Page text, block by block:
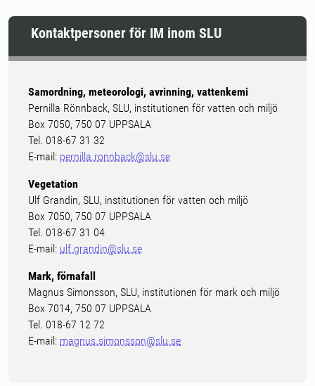
Kontaktpersoner för IM inom SLU
Samordning, meteorologi, avrinning, vattenkemi
Pernilla Rönnback, SLU, institutionen för vatten och miljö
Box 7050, 750 07 UPPSALA
Tel. 018-67 31 32
E-mail: pernilla.ronnback@slu.se
Vegetation
Ulf Grandin, SLU, institutionen för vatten och miljö
Box 7050, 750 07 UPPSALA
Tel. 018-67 31 04
E-mail: ulf.grandin@slu.se
Mark, förnafall
Magnus Simonsson, SLU, institutionen för mark och miljö
Box 7014, 750 07 UPPSALA
Tel. 018-67 12 72
E-mail: magnus.simonsson@slu.se